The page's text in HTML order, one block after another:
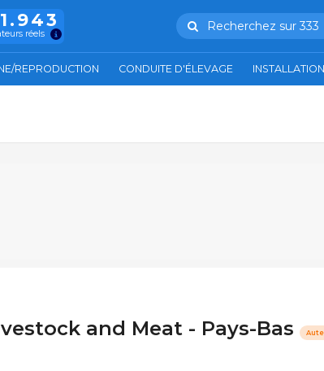
réels
Recherchez sur 333
REPRODUCTION CONDUITE D'ÉLEVAGE
and Meat - Pays-Bas